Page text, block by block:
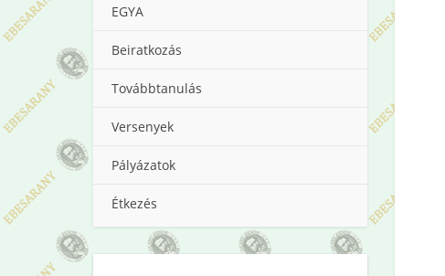
EGYA
Beiratkozás
Továbbtanulás
Versenyek
Pályázatok
Étkezés